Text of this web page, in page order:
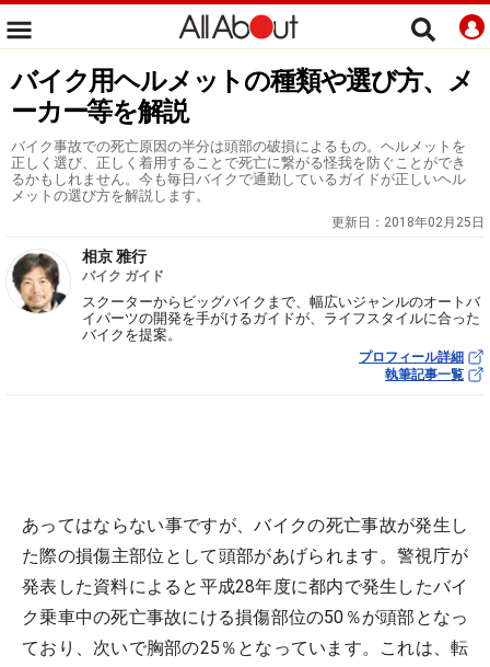
バイク用ヘルメットの種類や選び方、メ
ーカー等を解説
バイク事故での死亡原因の半分は頭部の破損によるもの。ヘルメットを
正しく選び、正しく着用することで死亡に繋がる怪我を防ぐことができ
るかもしれません。今も毎日バイクで通勤しているガイドが正しいヘル
メットの選び方を解説します。
更新日： 2018年02月25日
相京 雅行
バイク ガイド
スクーターからビッグバイクまで、幅広いジャンルのオートバ
イパーツの開発を手がけるガイドが、ライフスタイルに合った
バイクを提案。
プロフィール詳細
執筆記事一覧
あってはならない事ですが、バイクの死亡事故が発生し
た際の損傷主部位として頭部があげられます。警視庁が
発表した資料によると平成28年度に都内で発生したバイ
ク乗車中の死亡事故にける損傷部位の50％が頭部となっ
ており、次いで胸部の25％となっています。これは、転